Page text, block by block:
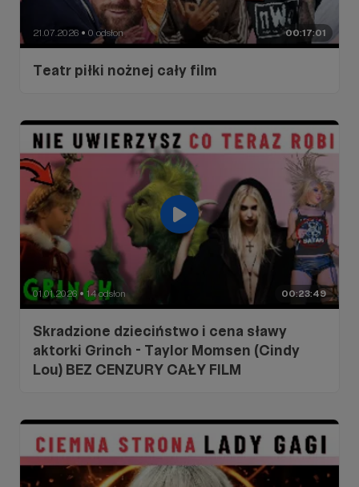
00:17:01
21.07.2026 ● 0 odsłon
Teatr piłki nożnej cały film
00:23:49
01.01.2026 ● 14 odsłon
Skradzione dzieciństwo i cena sławy
aktorki Grinch - Taylor Momsen (Cindy
Lou) BEZ CENZURY CAŁY FILM